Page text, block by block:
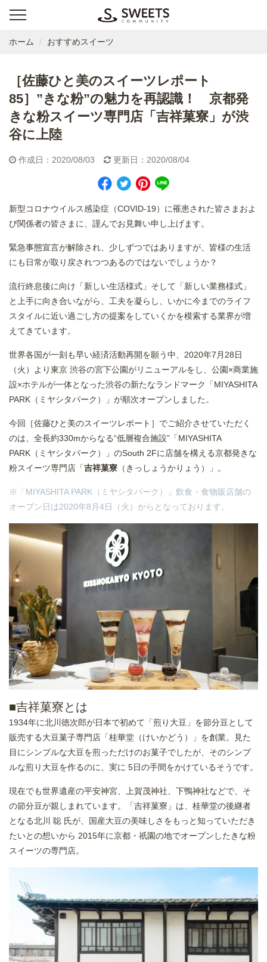
ホーム おすすめスイーツ
［佐藤ひと美のスイーツレポート
85］”きな粉”の魅力を再認識！ 京都発
きな粉スイーツ専門店「吉祥菓寮」が渋
谷に上陸
作成日：2020/08/03 更新日：2020/08/04
新型コロナウイルス感染症（COVID-19）に罹患された皆さまおよ
び関係者の皆さまに、謹んでお見舞い申し上げます。
緊急事態宣言が解除され、少しずつではありますが、皆様の生活
にも日常が取り戻されつつあるのではないでしょうか？
流行終息後に向け「新しい生活様式」そして「新しい業務様式」
と上手に向き合いながら、工夫を凝らし、いかに今までのライフ
スタイルに近い過ごし方の提案をしていくかを模索する業界が増
えてきています。
世界各国が一刻も早い経済活動再開を願う中、2020年7月28日
（火）より東京 渋谷の宮下公園がリニューアルをし、公園×商業施
設×ホテルが一体となった渋谷の新たなランドマーク「MIYASHITA
PARK（ミヤシタパーク）」が順次オープンしました。
今回［佐藤ひと美のスイーツレポート］でご紹介させていただく
のは、全長約330mからなる“低層複合施設”「MIYASHITA
PARK（ミヤシタパーク）」のSouth 2Fに店舗を構える京都発きな
粉スイーツ専門店「吉祥菓寮 （きっしょうかりょう）」。
※「MIYASHITA PARK（ミヤシタパーク）」飲食・食物販店舗の
オープン日は2020年8月4日（火）からとなっております。
■吉祥菓寮とは
1934年に北川徳次郎が日本で初めて「煎り大豆」を節分豆として
販売する大豆菓子専門店「桂華堂（けいかどう）」を創業。見た
目にシンプルな大豆を煎っただけのお菓子でしたが、そのシンプ
ルな煎り大豆を作るのに、実に 5日の手間をかけているそうです。
現在でも世界遺産の平安神宮、上賀茂神社、下鴨神社などで、そ
の節分豆が親しまれています。「吉祥菓寮」は、桂華堂の後継者
となる北川 聡 氏が、国産大豆の美味しさをもっと知っていただき
たいとの想いから 2015年に京都・祇園の地でオープンしたきな粉
スイーツの専門店。